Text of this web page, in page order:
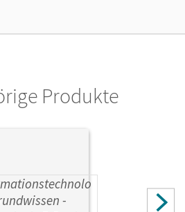
Produkte